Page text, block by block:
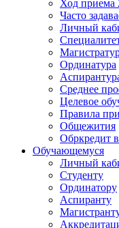
Ход приема
Часто
Личный
Ординатура
Среднее
Целевое
Правила
Общежития
Обркредит
Обучающемуся
Личный
Студенту
Ординатору
Аспиранту